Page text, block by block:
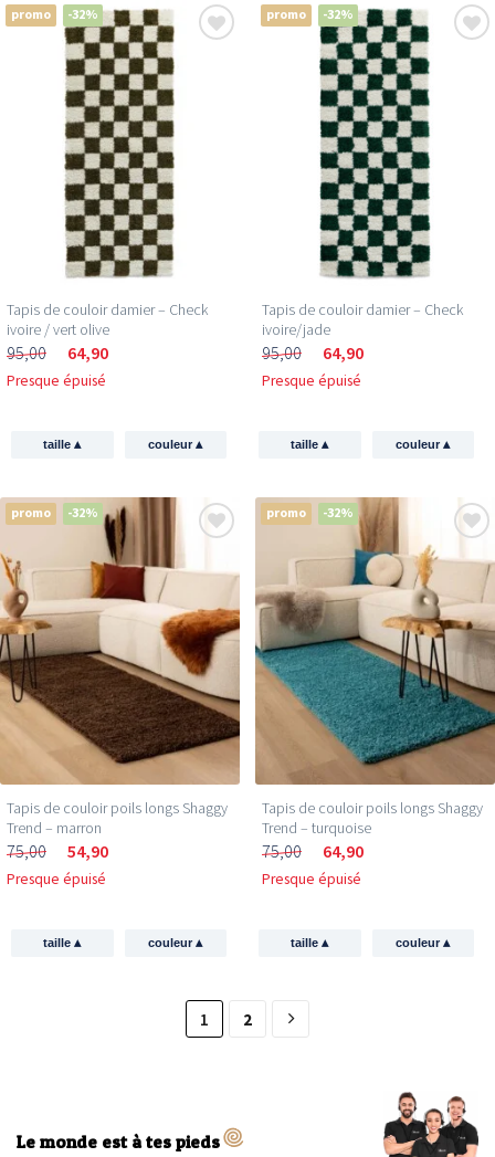
promo -32%
Tapis de couloir damier – Check
ivoire / vert olive
95,00 64,90
Presque épuisé
taille▴ couleur▴
promo -32%
Tapis de couloir damier – Check
ivoire/jade
95,00 64,90
Presque épuisé
taille▴ couleur▴
promo -32%
Tapis de couloir poils longs Shaggy
Trend – marron
75,00 54,90
Presque épuisé
taille▴ couleur▴
promo -32%
Tapis de couloir poils longs Shaggy
Trend – turquoise
75,00 64,90
Presque épuisé
taille▴ couleur▴
1 2
Le monde est à tes pieds